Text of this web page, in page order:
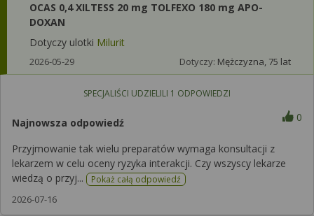
OCAS 0,4 XILTESS 20 mg TOLFEXO 180 mg APO-
DOXAN
Dotyczy ulotki Milurit
2026-05-29 Dotyczy: Mężczyzna, 75 lat
SPECJALIŚCI UDZIELILI 1 ODPOWIEDZI
Najnowsza odpowiedź 0
Przyjmowanie tak wielu preparatów wymaga konsultacji z
lekarzem w celu oceny ryzyka interakcji. Czy wszyscy lekarze
wiedzą o przyj...
Pokaż całą odpowiedź
2026-07-16